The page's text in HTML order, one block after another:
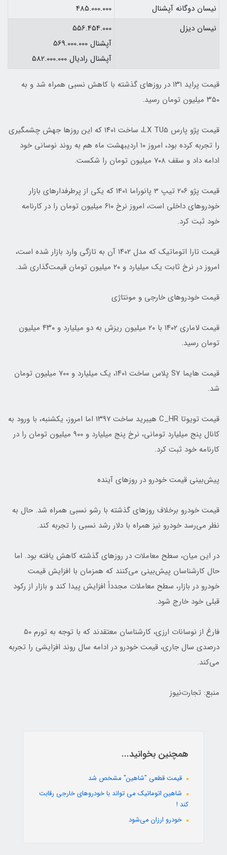
نیسان دوگانه آپشنال
485.000.000
نیسان دیزل
556.454.000
آپشنال 569.000.000
آپشنال رادیال 582.000.000
قیمت پراید ۱۳۱ در روزهای گذشته با کاهش نسبی همراه شد و به
۳۵۰ میلیون تومان رسید.
قیمت پژو پارس LX TU5، ساخت ۱۴۰۱ که این روزها جهش چشمگیری
را تجربه کرده بود، امروز ۱۰ اردیبهشت ماه هم به روند نوسانی خود
ادامه داد و سقف ۷۰۸ میلیون تومان را شکست.
قیمت پژو ۲۰۶ تیپ 3 پانوراما 1401 که یکی از پرطرفدارهای بازار
خودروهای داخلی است، امروز نرخ ۶۱۰ میلیون تومان را در کارنامه
خود ثبت کرد.
قیمت تارا اتوماتیک که مدل ۱۴۰۲ آن به تازگی وارد بازار شده است،
امروز در نرخ ثابت یک میلیارد و ۲۰ میلیون تومان قیمت‌گذاری شد.
قیمت خودروهای خارجی و مونتاژی
قیمت لاماری ۱۴۰۲ با ۲۰ میلیون ریزش به دو میلیارد و ۴۳۰ میلیون
تومان رسید.
قیمت هایما S7 پلاس ساخت ۱۴۰۱، یک میلیارد و ۷۰۰ میلیون تومان
شد.
قیمت تویوتا C_HR هیبرید ساخت ۱۳۹۷ اما امروز، یکشنبه، با ورود به
کانال پنج میلیارد تومانی، نرخ پنج میلیارد و ۹۰۰ میلیون تومان را در
کارنامه خود ثبت کرد.
پیش‌بینی قیمت خودرو در روزهای آینده
قیمت خودرو برخلاف روزهای گذشته با رشو نسبی همراه شد. حال به
نظر می‌رسد خودرو نیز همراه با دلار رشد نسبی را تجربه کند.
در این میان، سطح معاملات در روزهای گذشته کاهش یافته بود. اما
حال کارشناسان پیش‌بینی می‌کنند که همزمان با افزایش قیمت
خودرو در بازار، سطح معاملات مجدداً افزایش پیدا کند و بازار از رکود
قبلی خود خارج شود.
فارغ از نوسانات ارزی، کارشناسان معتقدند که با توجه به تورم ۵۰
درصدی سال جاری، قیمت خودرو در ادامه سال روند افزایشی را تجربه
می‌کند.
منبع: تجارت‌نیوز
همچنین بخوانید...
قیمت قطعی "شاهین" مشخص شد
شاهین اتوماتیک می تواند با خودروهای خارجی رقابت
کند !
خودرو ارزان می‌شود